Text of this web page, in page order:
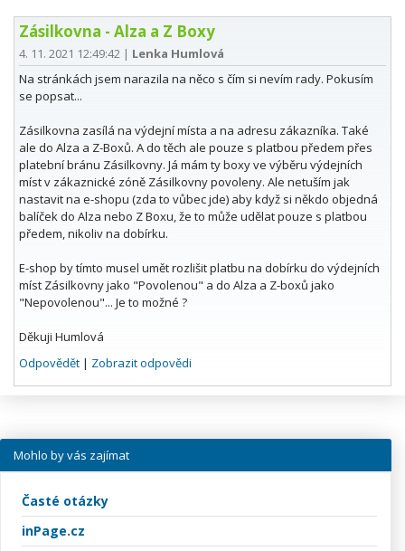
Zásilkovna - Alza a Z Boxy
4. 11. 2021 12:49:42 | Lenka Humlová
Na stránkách jsem narazila na něco s čím si nevím rady. Pokusím
se popsat...
Zásilkovna zasílá na výdejní místa a na adresu zákazníka. Také
ale do Alza a Z-Boxů. A do těch ale pouze s platbou předem přes
platební bránu Zásilkovny. Já mám ty boxy ve výběru výdejních
míst v zákaznické zóně Zásilkovny povoleny. Ale netuším jak
nastavit na e-shopu (zda to vůbec jde) aby když si někdo objedná
balíček do Alza nebo Z Boxu, že to může udělat pouze s platbou
předem, nikoliv na dobírku.
E-shop by tímto musel umět rozlišit platbu na dobírku do výdejních
míst Zásilkovny jako "Povolenou" a do Alza a Z-boxů jako
"Nepovolenou"... Je to možné ?
Děkuji Humlová
Odpovědět | Zobrazit odpovědi
Mohlo by vás zajímat
Časté otázky
inPage.cz